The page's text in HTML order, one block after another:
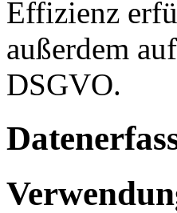
Effizienz
außerdem
DSGVO.